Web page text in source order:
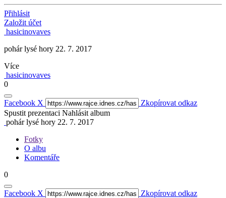
Přihlásit
Založit účet
hasicinovaves
pohár lysé hory 22. 7. 2017
Více
hasicinovaves
0
Facebook X
Zkopírovat odkaz
Spustit prezentaci Nahlásit album
pohár lysé hory 22. 7. 2017
Fotky
O albu
Komentáře
0
Facebook X
Zkopírovat odkaz